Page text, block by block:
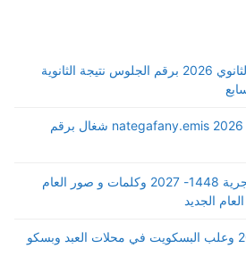
معرفة نتيجة الصف الثالث الثانوي 2026 برقم الجلوس نتيجة الثانوية
رابط نتيجة الدبلومات الفنية 2026 nategafany.emis شغال برقم
رسائل تهنئة رأس السنة الهجرية 1448- 2027 وكلمات و صور العام
جميع أسعار كحك العيد 2026 وعلب البسكويت في محلات العبد وبسكو